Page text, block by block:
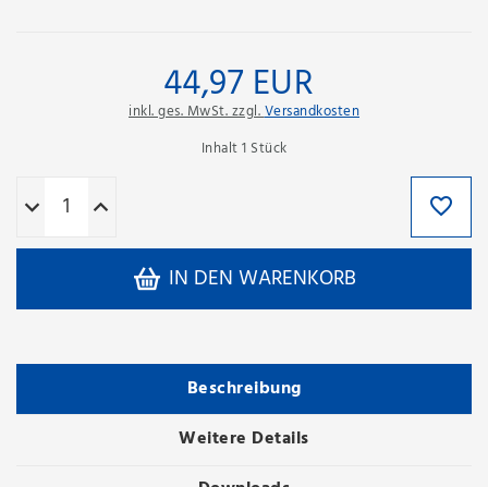
44,97 EUR
inkl. ges. MwSt. zzgl.Versandkosten
Inhalt1 Stück
IN DEN WARENKORB
Beschreibung
Weitere Details